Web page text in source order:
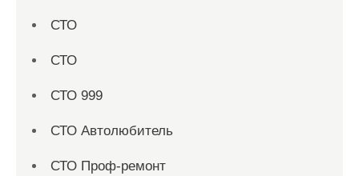
СТО
СТО
СТО 999
СТО Автолюбитель
СТО Проф-ремонт